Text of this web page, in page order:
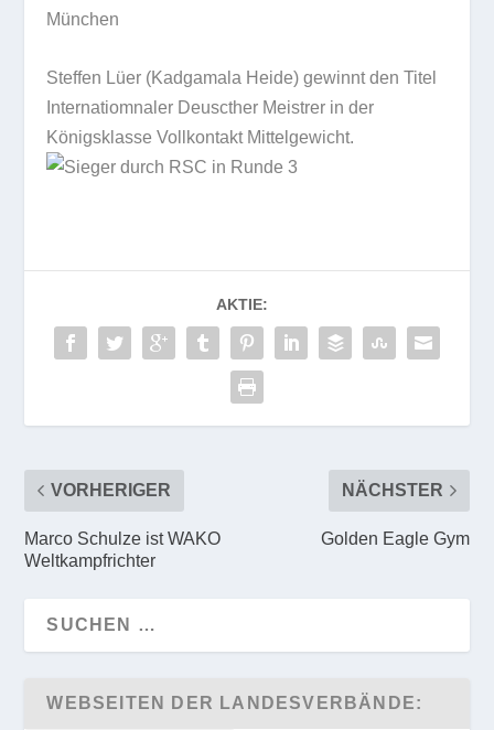
München
Steffen Lüer (Kadgamala Heide) gewinnt den Titel
Internatiomnaler Deuscther Meistrer in der
Königsklasse Vollkontakt Mittelgewicht.
AKTIE:
VORHERIGER
Marco Schulze ist WAKO
Weltkampfrichter
NÄCHSTER
Golden Eagle Gym
WEBSEITEN DER LANDESVERBÄNDE: